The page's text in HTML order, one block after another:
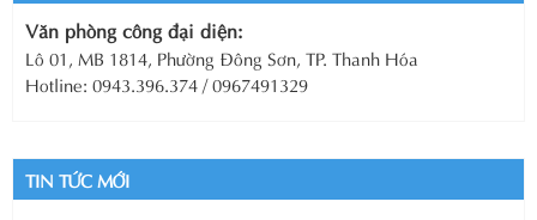
Văn phòng công đại diện:
Lô 01, MB 1814, Phường Đông Sơn, TP. Thanh Hóa
Hotline: 0943.396.374 / 0967491329
TIN TỨC MỚI